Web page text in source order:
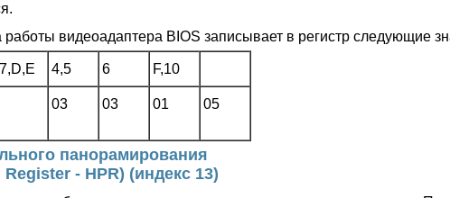
видеоадаптера BIOS записывает в регистр следующие
4,5 6 F,10
03 03 01 05
панорамирования
- HPR) (индекс 13)